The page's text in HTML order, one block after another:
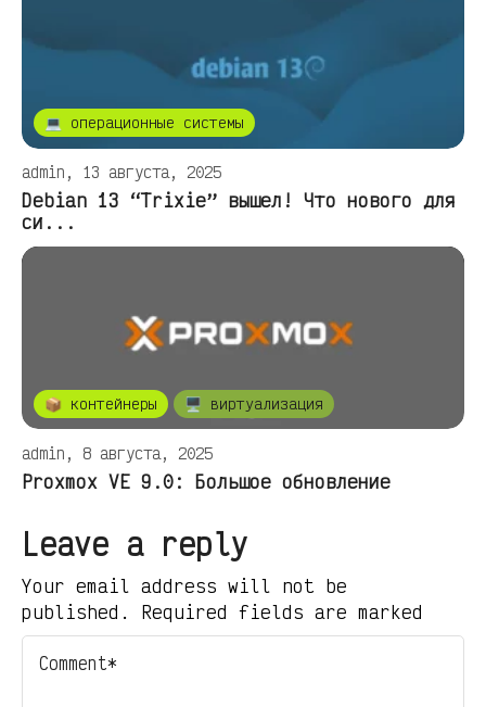
💻 операционные системы
admin, 13 августа, 2025
Debian 13 “Trixie” вышел! Что нового для
си...
📦 контейнеры 🖥️ виртуализация
admin, 8 августа, 2025
Proxmox VE 9.0: Большое обновление
Leave a reply
Your email address will not be
published. Required fields are marked